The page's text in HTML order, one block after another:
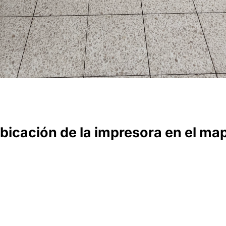
de la impresora en el